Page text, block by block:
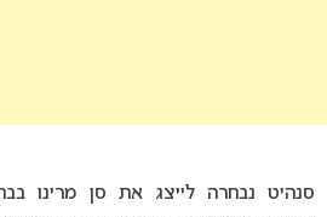
סנהיט נבחרה לייצג את סן מרינו